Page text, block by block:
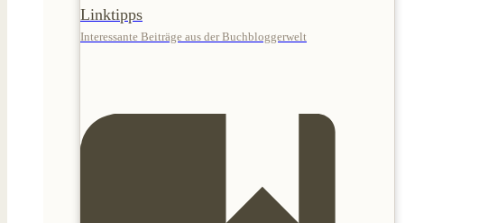
Linktipps
Interessante Beiträge aus der Buchbloggerwelt